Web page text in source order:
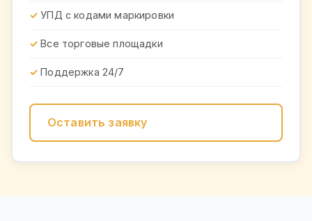
УПД с кодами маркировки
Все торговые площадки
Поддержка 24/7
Оставить заявку